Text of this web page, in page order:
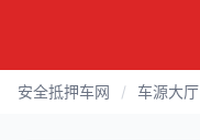
安全抵押车网 / 车源大厅